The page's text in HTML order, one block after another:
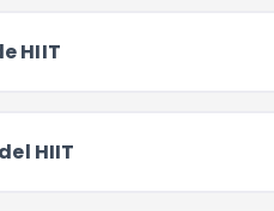
HIIT
HIIT